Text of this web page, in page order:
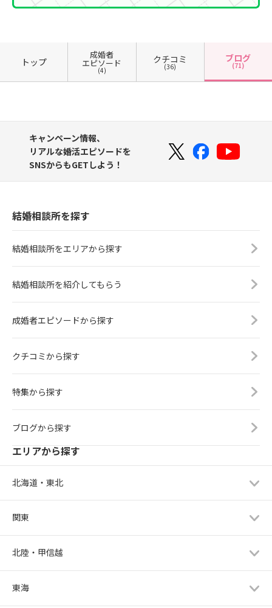
トップ
成婚者
エピソード
(4)
クチコミ
(36)
ブログ
(71)
キャンペーン情報、
リアルな婚活エピソードを
SNSからもGETしよう！
結婚相談所を探す
結婚相談所をエリアから探す
結婚相談所を紹介してもらう
成婚者エピソードから探す
クチコミから探す
特集から探す
ブログから探す
エリアから探す
北海道・東北
関東
北陸・甲信越
東海